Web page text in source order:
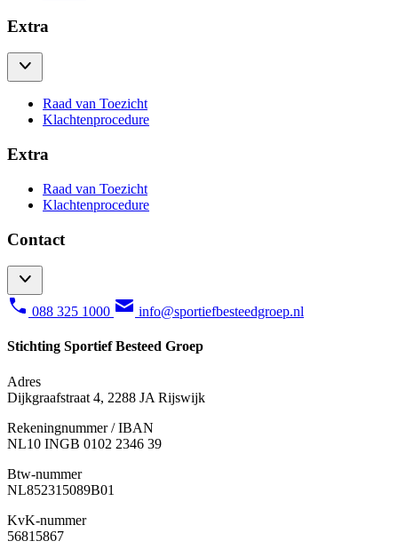
Extra
Raad van Toezicht
Klachtenprocedure
Extra
Raad van Toezicht
Klachtenprocedure
Contact
088 325 1000 info@sportiefbesteedgroep.nl
Stichting Sportief Besteed Groep
Adres
Dijkgraafstraat 4, 2288 JA Rijswijk
Rekeningnummer / IBAN
NL10 INGB 0102 2346 39
Btw-nummer
NL852315089B01
KvK-nummer
56815867